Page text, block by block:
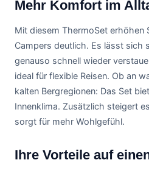
Mehr Komfort im
Mit diesem ThermoSet erhöhen
Campers deutlich. Es lässt sich
genauso schnell wieder
ideal für flexible Reisen. Ob an
kalten Bergregionen: Das Set
Innenklima. Zusätzlich steigert
sorgt für mehr Wohlgefühl.
Ihre Vorteile auf